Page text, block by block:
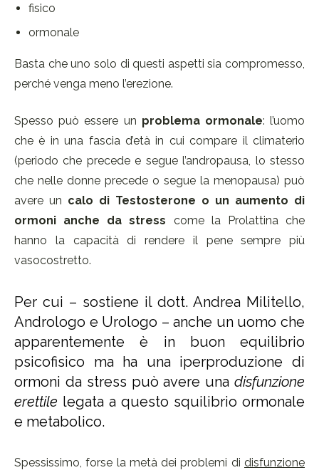
fisico
ormonale
Basta che uno solo di questi aspetti sia compromesso,
perché venga meno l’erezione.
Spesso può essere un problema ormonale: l’uomo
che è in una fascia d’età in cui compare il climaterio
(periodo che precede e segue l’andropausa, lo stesso
che nelle donne precede o segue la menopausa) può
avere un calo di Testosterone o un aumento di
ormoni anche da stress come la Prolattina che
hanno la capacità di rendere il pene sempre più
vasocostretto.
Per cui – sostiene il dott. Andrea Militello,
Andrologo e Urologo – anche un uomo che
apparentemente è in buon equilibrio
psicofisico ma ha una iperproduzione di
ormoni da stress può avere una disfunzione
erettile legata a questo squilibrio ormonale
e metabolico.
Spessissimo, forse la metà dei problemi di disfunzione